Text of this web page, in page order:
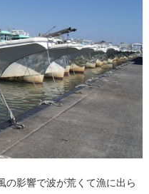
の影響で波が荒くて漁に出ら